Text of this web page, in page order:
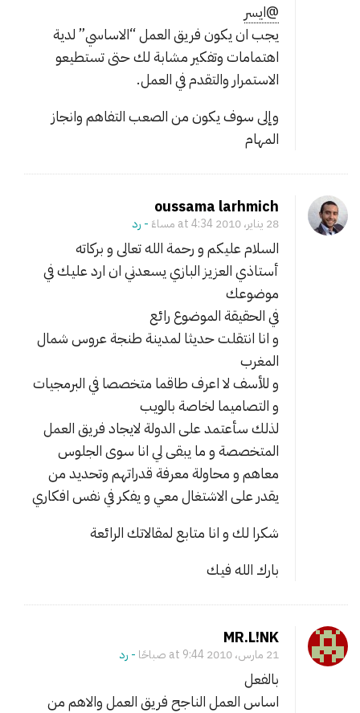
@ايسر
يجب ان يكون فريق العمل “الاساسي” لدية
اهتمامات وتفكير مشابة لك حتى تستطيعو
الاستمرار والتقدم في العمل.
وإلى سوف يكون من الصعب التفاهم وانجاز
المهام
oussama larhmich
28 يناير، 2010 at 4:34 مساءً - ‎رد
السلام عليكم و رحمة الله تعالى و بركاته
أستاذي العزيز البازي يسعدني ان ارد عليك في
موضوعك
في الحقيقة الموضوع رائع
و انا انتقلت حديثا لمدينة طنجة عروس شمال
المغرب
و للأسف لا اعرف طاقما متخصصا في البرمجيات
و التصاميما لخاصة بالويب
لذلك سأعتمد على الدولة لايجاد فريق العمل
المتخصصة و ما يبقى لي انا سوى الجلوس
معاهم و محاولة معرفة قدراتهم وتحديد من
يقدر على الاشتغال معي و يفكر في نفس افكاري
شكرا لك و انا متابع لمقالاتك الرائعة
بارك الله فيك
MR.L!NK
21 مارس، 2010 at 9:44 صباحًا - ‎رد
بالفعل
اساس العمل الناجح فريق العمل والاهم من